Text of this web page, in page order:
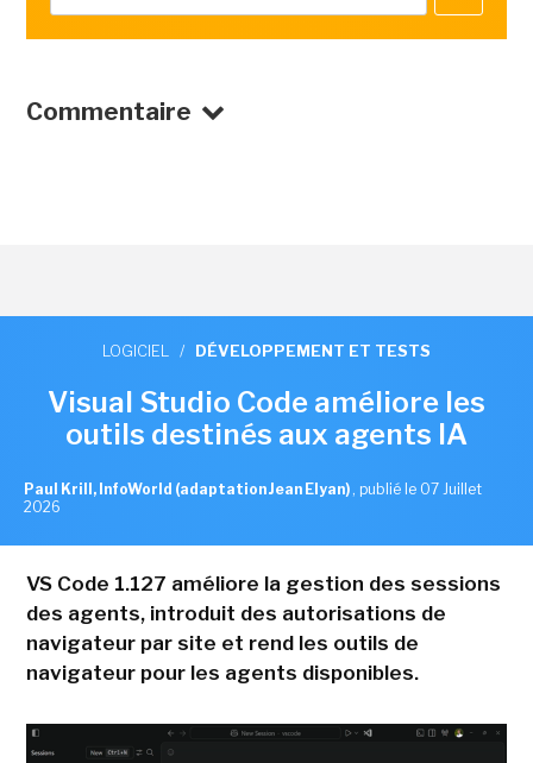
Commentaire
LOGICIEL / DÉVELOPPEMENT ET TESTS
Visual Studio Code améliore les
outils destinés aux agents IA
Paul Krill, InfoWorld (adaptation Jean Elyan) , publié le 07 Juillet
2026
VS Code 1.127 améliore la gestion des sessions
des agents, introduit des autorisations de
navigateur par site et rend les outils de
navigateur pour les agents disponibles.